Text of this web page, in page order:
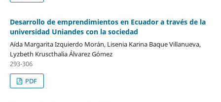
Desarrollo de emprendimientos en Ecuador a través de la
universidad Uniandes con la sociedad
Aída Margarita Izquierdo Morán, Lisenia Karina Baque Villanueva,
Lyzbeth Kruscthalia Álvarez Gómez
293-306
PDF